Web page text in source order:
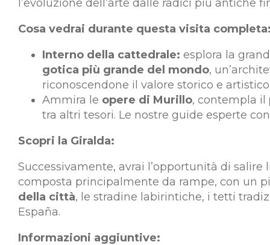
l’evoluzione dell’arte dalle radici più antiche
Cosa vedrai durante questa visita
Interno della cattedrale: esplora la
gotica più grande del mondo,
riconoscendone il valore storico e
Ammira le opere di Murillo, contempla il
tra altri tesori. Le nostre guide esperte
Scopri la Giralda:
Successivamente, avrai l’opportunità di
composta principalmente da rampe, con un
della città, le stradine labirintiche, i tetti
España.
Informazioni aggiuntive: